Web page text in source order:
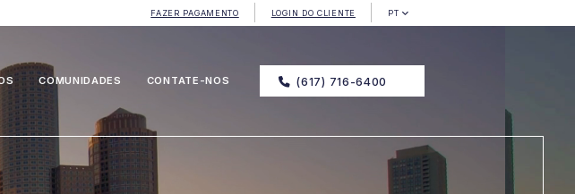
FAZER PAGAMENTO LOGIN DO CLIENTE PT
COMUNIDADES CONTATE-NOS (617) 716-6400